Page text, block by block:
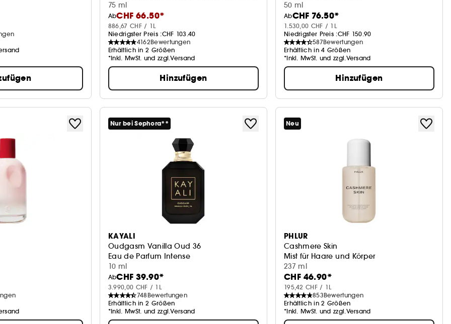
75 ml
AbCHF 66.50*
886,67 CHF / 1L
Niedrigster Preis :CHF 103.40
4162Bewertungen
Erhältlich in 2 Größen
*Inkl. MwSt. und zzgl.Versand
Hinzufügen
50 ml
AbCHF 76.50*
1.530,00 CHF / 1L
Niedrigster Preis :CHF 150.90
587Bewertungen
Erhältlich in 4 Größen
*Inkl. MwSt. und zzgl.Versand
Hinzufügen
Nur bei Sephora**
KAYALI
Oudgasm Vanilla Oud 36
Eau de Parfum Intense
10 ml
AbCHF 39.90*
3.990,00 CHF / 1L
748 Bewertungen
Erhältlich in 2 Größen
*Inkl. MwSt. und zzgl.Versand
Neu
PHLUR
Cashmere Skin
Mist für Haare und Körper
237 ml
CHF 46.90*
195,42 CHF / 1L
853Bewertungen
Erhältlich in 2 Größen
*Inkl. MwSt. und zzgl.Versand